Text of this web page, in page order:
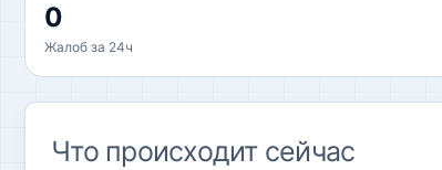
0
Жалоб за 24ч
Что происходит сейчас